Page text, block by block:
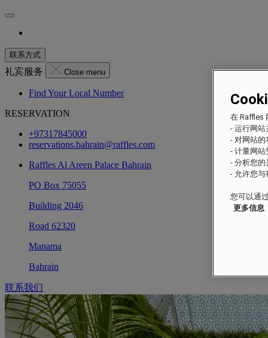
联系方式
礼宾服务 Close menu
Find Your Local Number
RESERVATION
+97317845000
reservations.bahrain@raffles.com
Raffles Al Areen Palace Bahrain
PO Box 75055
Building 2046
Road 62320
Manama
Bahrain
联系我们
在 Raffles
- 运行网
- 对网站
- 计量网
- 分析您
- 允许您
您可以通
更多信息